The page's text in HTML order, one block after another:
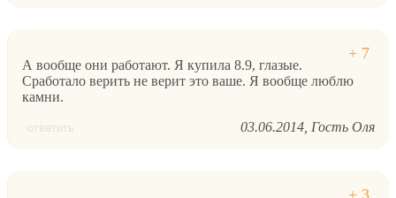
А вообще они работают. Я купила 8.9, глазые.
Сработало верить не верит это ваше. Я вообще люблю
камни.
ответить 03.06.2014 Гость Оля